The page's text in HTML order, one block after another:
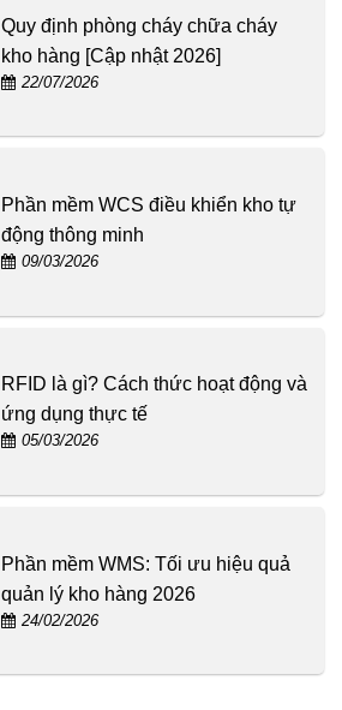
Quy định phòng cháy chữa cháy
kho hàng [Cập nhật 2026]
22/07/2026
Phần mềm WCS điều khiển kho tự
động thông minh
09/03/2026
RFID là gì? Cách thức hoạt động và
ứng dụng thực tế
05/03/2026
Phần mềm WMS: Tối ưu hiệu quả
quản lý kho hàng 2026
24/02/2026